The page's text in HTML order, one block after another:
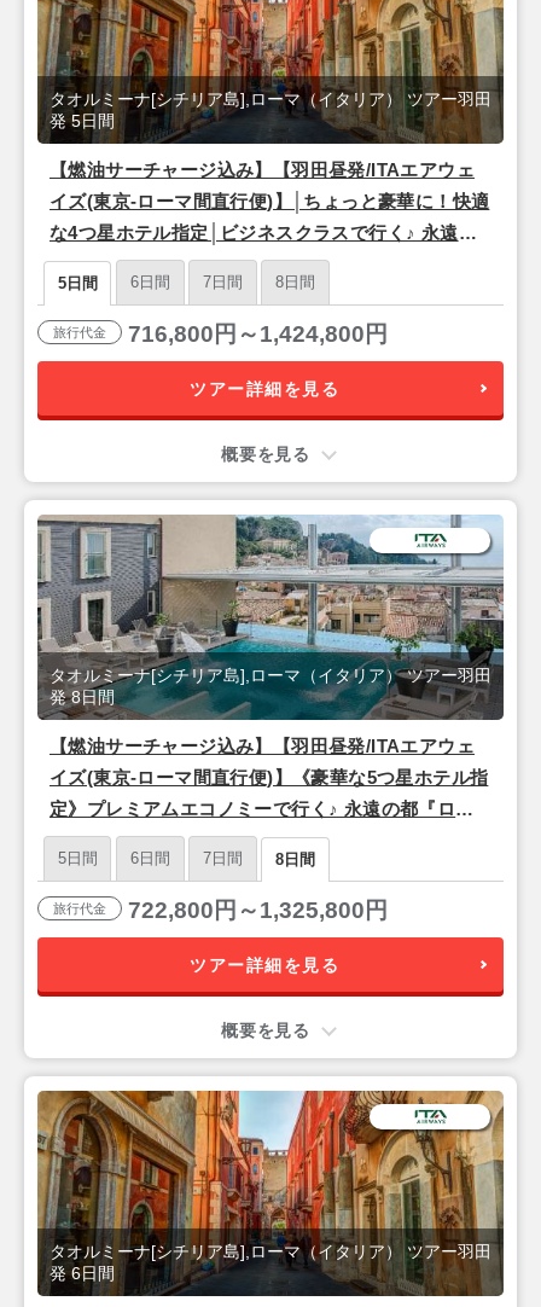
【燃油サーチャージ込み】【羽田昼発/ITAエアウェ
イズ(東京-ローマ間直行便)】│ちょっと豪華に！快適
な4つ星ホテル指定│ビジネスクラスで行く♪ 永遠の
都『ローマ』＆シチリア島リゾート『タオルミー
ナ』5日間
タオルミーナ[シチリア島],ローマ（イタリア） ツアー羽田
発 5日間
5日間 6日間 7日間 8日間
旅行代金 716,800円～1,424,800円
ツアー詳細を見る
概要を見る
【燃油サーチャージ込み】【羽田昼発/ITAエアウェ
イズ(東京-ローマ間直行便)】《豪華な5つ星ホテル指
定》プレミアムエコノミーで行く♪ 永遠の都『ロー
マ』＆シチリア島リゾート『タオルミーナ』8日間
タオルミーナ[シチリア島],ローマ（イタリア） ツアー羽田
発 8日間
5日間 6日間 7日間 8日間
旅行代金 722,800円～1,325,800円
ツアー詳細を見る
概要を見る
タオルミーナ[シチリア島],ローマ（イタリア） ツアー羽田
発 6日間